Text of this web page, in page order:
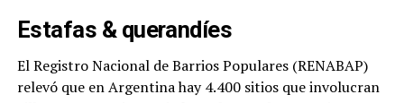
Estafas & querandíes
El Registro Nacional de Barrios Populares (RENABAP)
relevó que en Argentina hay 4.400 sitios que involucran